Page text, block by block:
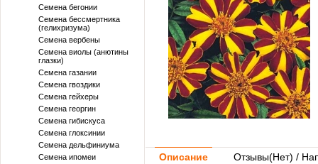
Семена бегонии
Семена бессмертника
(гелихризума)
Семена вербены
Семена виолы (анютины
глазки)
Семена газании
Семена гвоздики
Семена гейхеры
Семена георгин
Семена гибискуса
Семена глоксинии
Семена дельфиниума
Семена ипомеи
Описание Отзывы(Нет) /